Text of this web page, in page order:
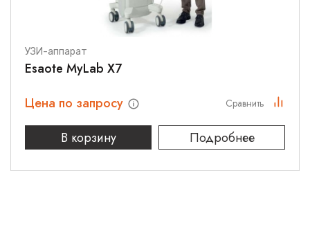
УЗИ-аппарат
Esaote MyLab X7
Цена по запросу
В корзину
Подробнее
Сравнить